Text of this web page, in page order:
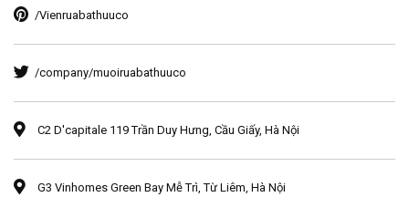
/Vienruabathuuco
/company/muoiruabathuuco
C2 D'capitale 119 Trần Duy Hưng, Cầu Giấy, Hà Nội
G3 Vinhomes Green Bay Mễ Trì, Từ Liêm, Hà Nội